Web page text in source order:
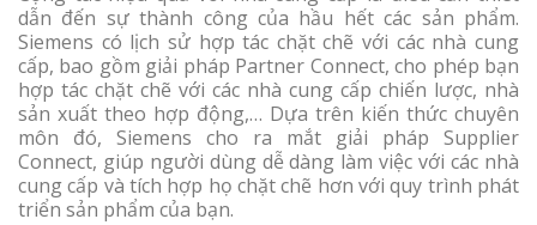
dẫn đến sự thành công của hầu hết các sản phẩm.
Siemens có lịch sử hợp tác chặt chẽ với các nhà cung
cấp, bao gồm giải pháp Partner Connect, cho phép bạn
hợp tác chặt chẽ với các nhà cung cấp chiến lược, nhà
sản xuất theo hợp động,… Dựa trên kiến thức chuyên
môn đó, Siemens cho ra mắt giải pháp Supplier
Connect, giúp người dùng dễ dàng làm việc với các nhà
cung cấp và tích hợp họ chặt chẽ hơn với quy trình phát
triển sản phẩm của bạn.